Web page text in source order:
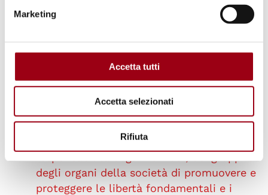
Marketing
Accetta tutti
Accetta selezionati
Rifiuta
Collegamenti
Strumenti internazionali
Dichiarazione sul diritto e la
degli organi della società di promuovere e
proteggere le libertà fondamentali e i